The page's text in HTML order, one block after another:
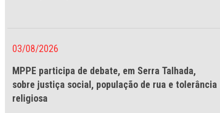
03/08/2026
MPPE participa de debate, em Serra Talhada,
sobre justiça social, população de rua e tolerância
religiosa